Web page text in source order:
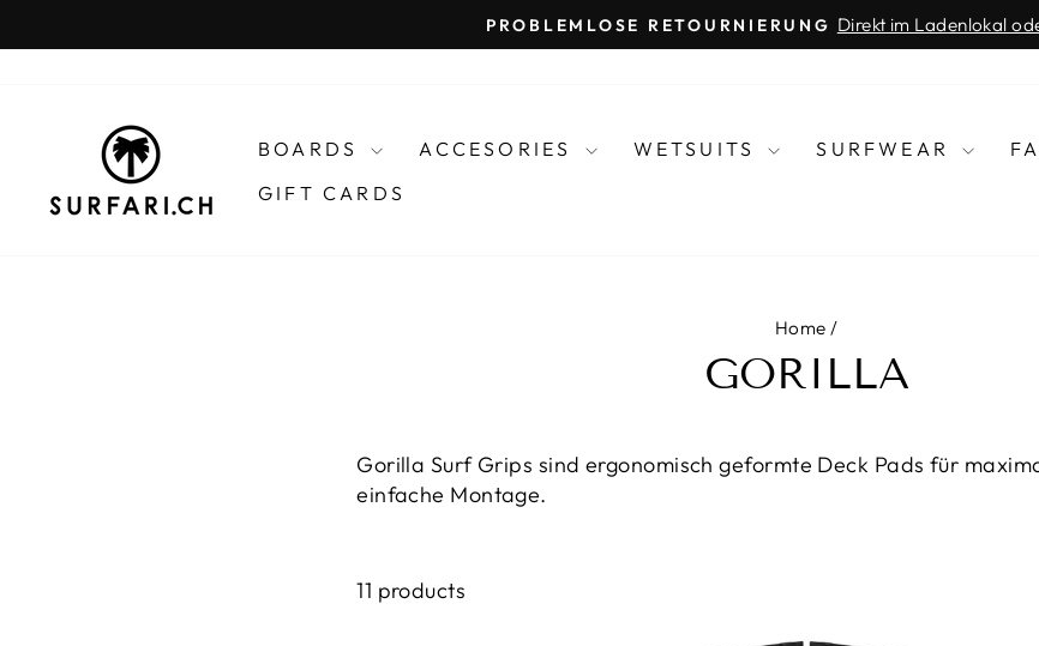
to
Pause
VIDEOBERATUNG Whatsapp Videoberatung über 076
BOARDS ACCESORIES WETSUITS SURFWEAR
GIFT CARDS
Home /
GORILLA
Gorilla Surf Grips sind ergonomisch geformte Deck Pads für
einfache Montage.
11 products